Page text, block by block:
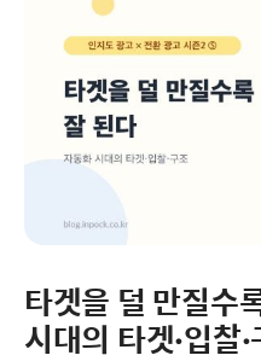
타겟을 덜 만질수
시대의 타겟·입찰·